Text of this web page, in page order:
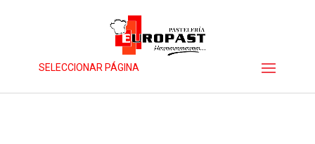
SELECCIONAR PÁGINA